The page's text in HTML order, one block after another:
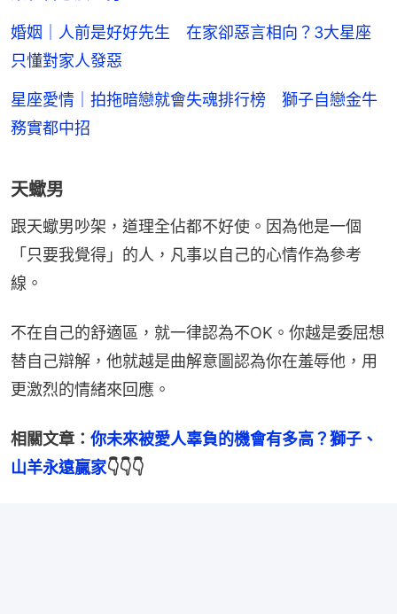
婚姻｜人前是好好先生 在家卻惡言相向？3大星座
只懂對家人發惡
星座愛情｜拍拖暗戀就會失魂排行榜 獅子自戀金牛
務實都中招
天蠍男
跟天蠍男吵架，道理全佔都不好使。因為他是一個
「只要我覺得」的人，凡事以自己的心情作為參考
線。
不在自己的舒適區，就一律認為不OK。你越是委屈想
替自己辯解，他就越是曲解意圖認為你在羞辱他，用
更激烈的情緒來回應。
相關文章： 你未來被愛人辜負的機會有多高？獅子、
山羊永遠贏家👇👇👇